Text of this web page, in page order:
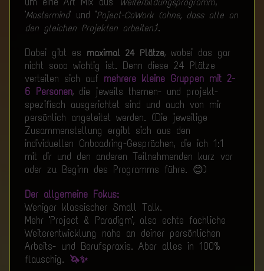
"Mastermind" und "Poject-CoWork (ohne, dass alle an
den gleichen Projekten arbeiten)".
Dabei gibt es maximal 24 Plätze, wobei das gar
nicht sooo wichtig ist. Denn diese 24 Plätze
verteilen sich auf mehrere kleine Gruppen mit 2-
6 Personen, die jeweils themen- und projekt-
spezifisch ausgerichtet sind und auch von mir
persönlich angeleitet werden. (Die jeweilige
Zusammenstellung ergibt sich aus den
individuellen Onboadring-Gesprächen, die ich 1:1
mit dir und den anderen Teilnehmenden kurz vor
oder zu Beginn des Programms führe. 😊)
Der allgemeine Fokus:
Weniger klassischer Small Talk.
Mehr "Project & Paradigm", also echte fachliche
Weiterentwicklung nahe an deiner persönlichen
Arbeits- und Berufspraxis. Aber alles in 100%
flauschig. 🦄✨